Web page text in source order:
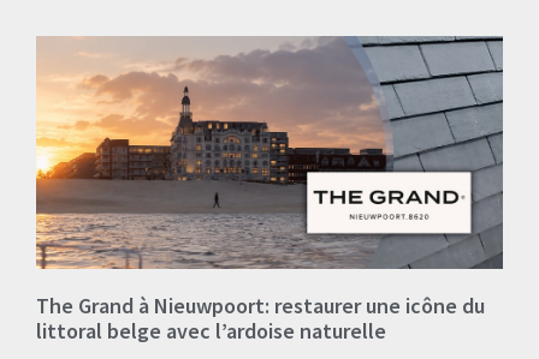
The Grand à Nieuwpoort: restaurer une icône du
littoral belge avec l’ardoise naturelle